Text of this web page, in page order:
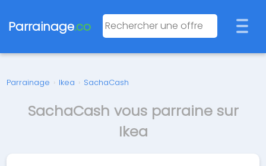
Parrainage.co
Parrainage › Ikea › SachaCash
SachaCash vous parraine sur
Ikea